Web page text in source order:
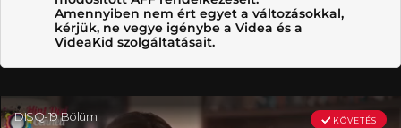
Amennyiben nem ért egyet a változásokkal,
kérjük, ne vegye igénybe a Videa és a
VideaKid szolgáltatásait.